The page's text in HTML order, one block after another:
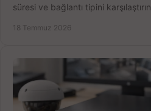
süresi ve bağlantı tipini
18 Temmuz 2026